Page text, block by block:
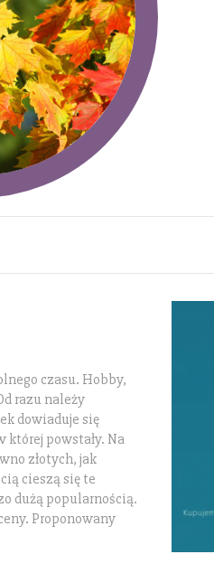
czasu. Hobby,
razu należy
dowiaduje się
powstały. Na
złotych, jak
cieszą się te
dużą popularnością.
Proponowany